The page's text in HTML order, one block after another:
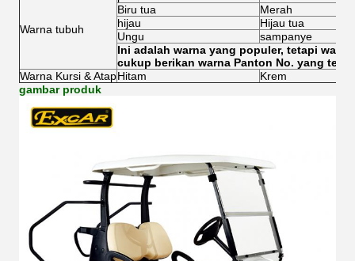
Warna tubuh
Biru tua
Merah
hijau
Hijau tua
Ungu
sampanye
Ini adalah warna yang populer, tetapi
cukup berikan warna Panton No. yang tepat
Warna Kursi & AtapHitam
Krem
gambar produk